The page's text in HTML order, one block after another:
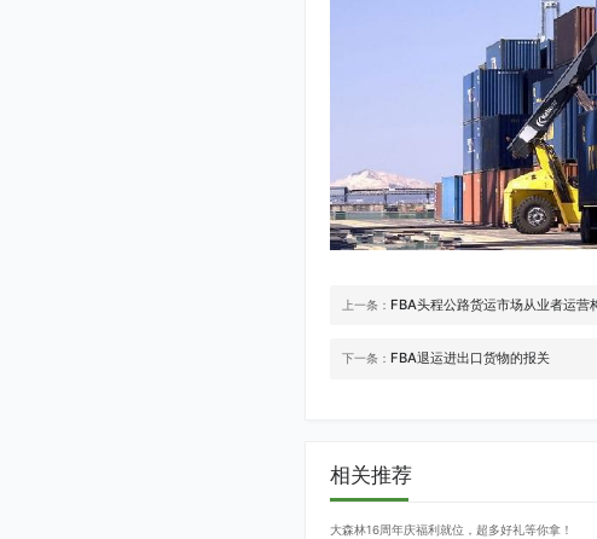
上一条： FBA头程公路货运市场从业者运营
下一条： FBA退运进出口货物的报关
相关推荐
大森林16周年庆福利就位，超多好礼等你拿！